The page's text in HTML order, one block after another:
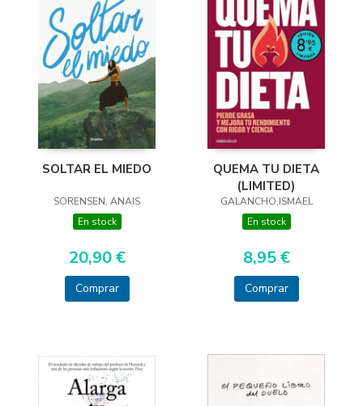
SOLTAR EL MIEDO
SORENSEN, ANAIS
En stock
20,90 €
Comprar
QUEMA TU DIETA
(LIMITED)
GALANCHO,ISMAEL
En stock
8,95 €
Comprar